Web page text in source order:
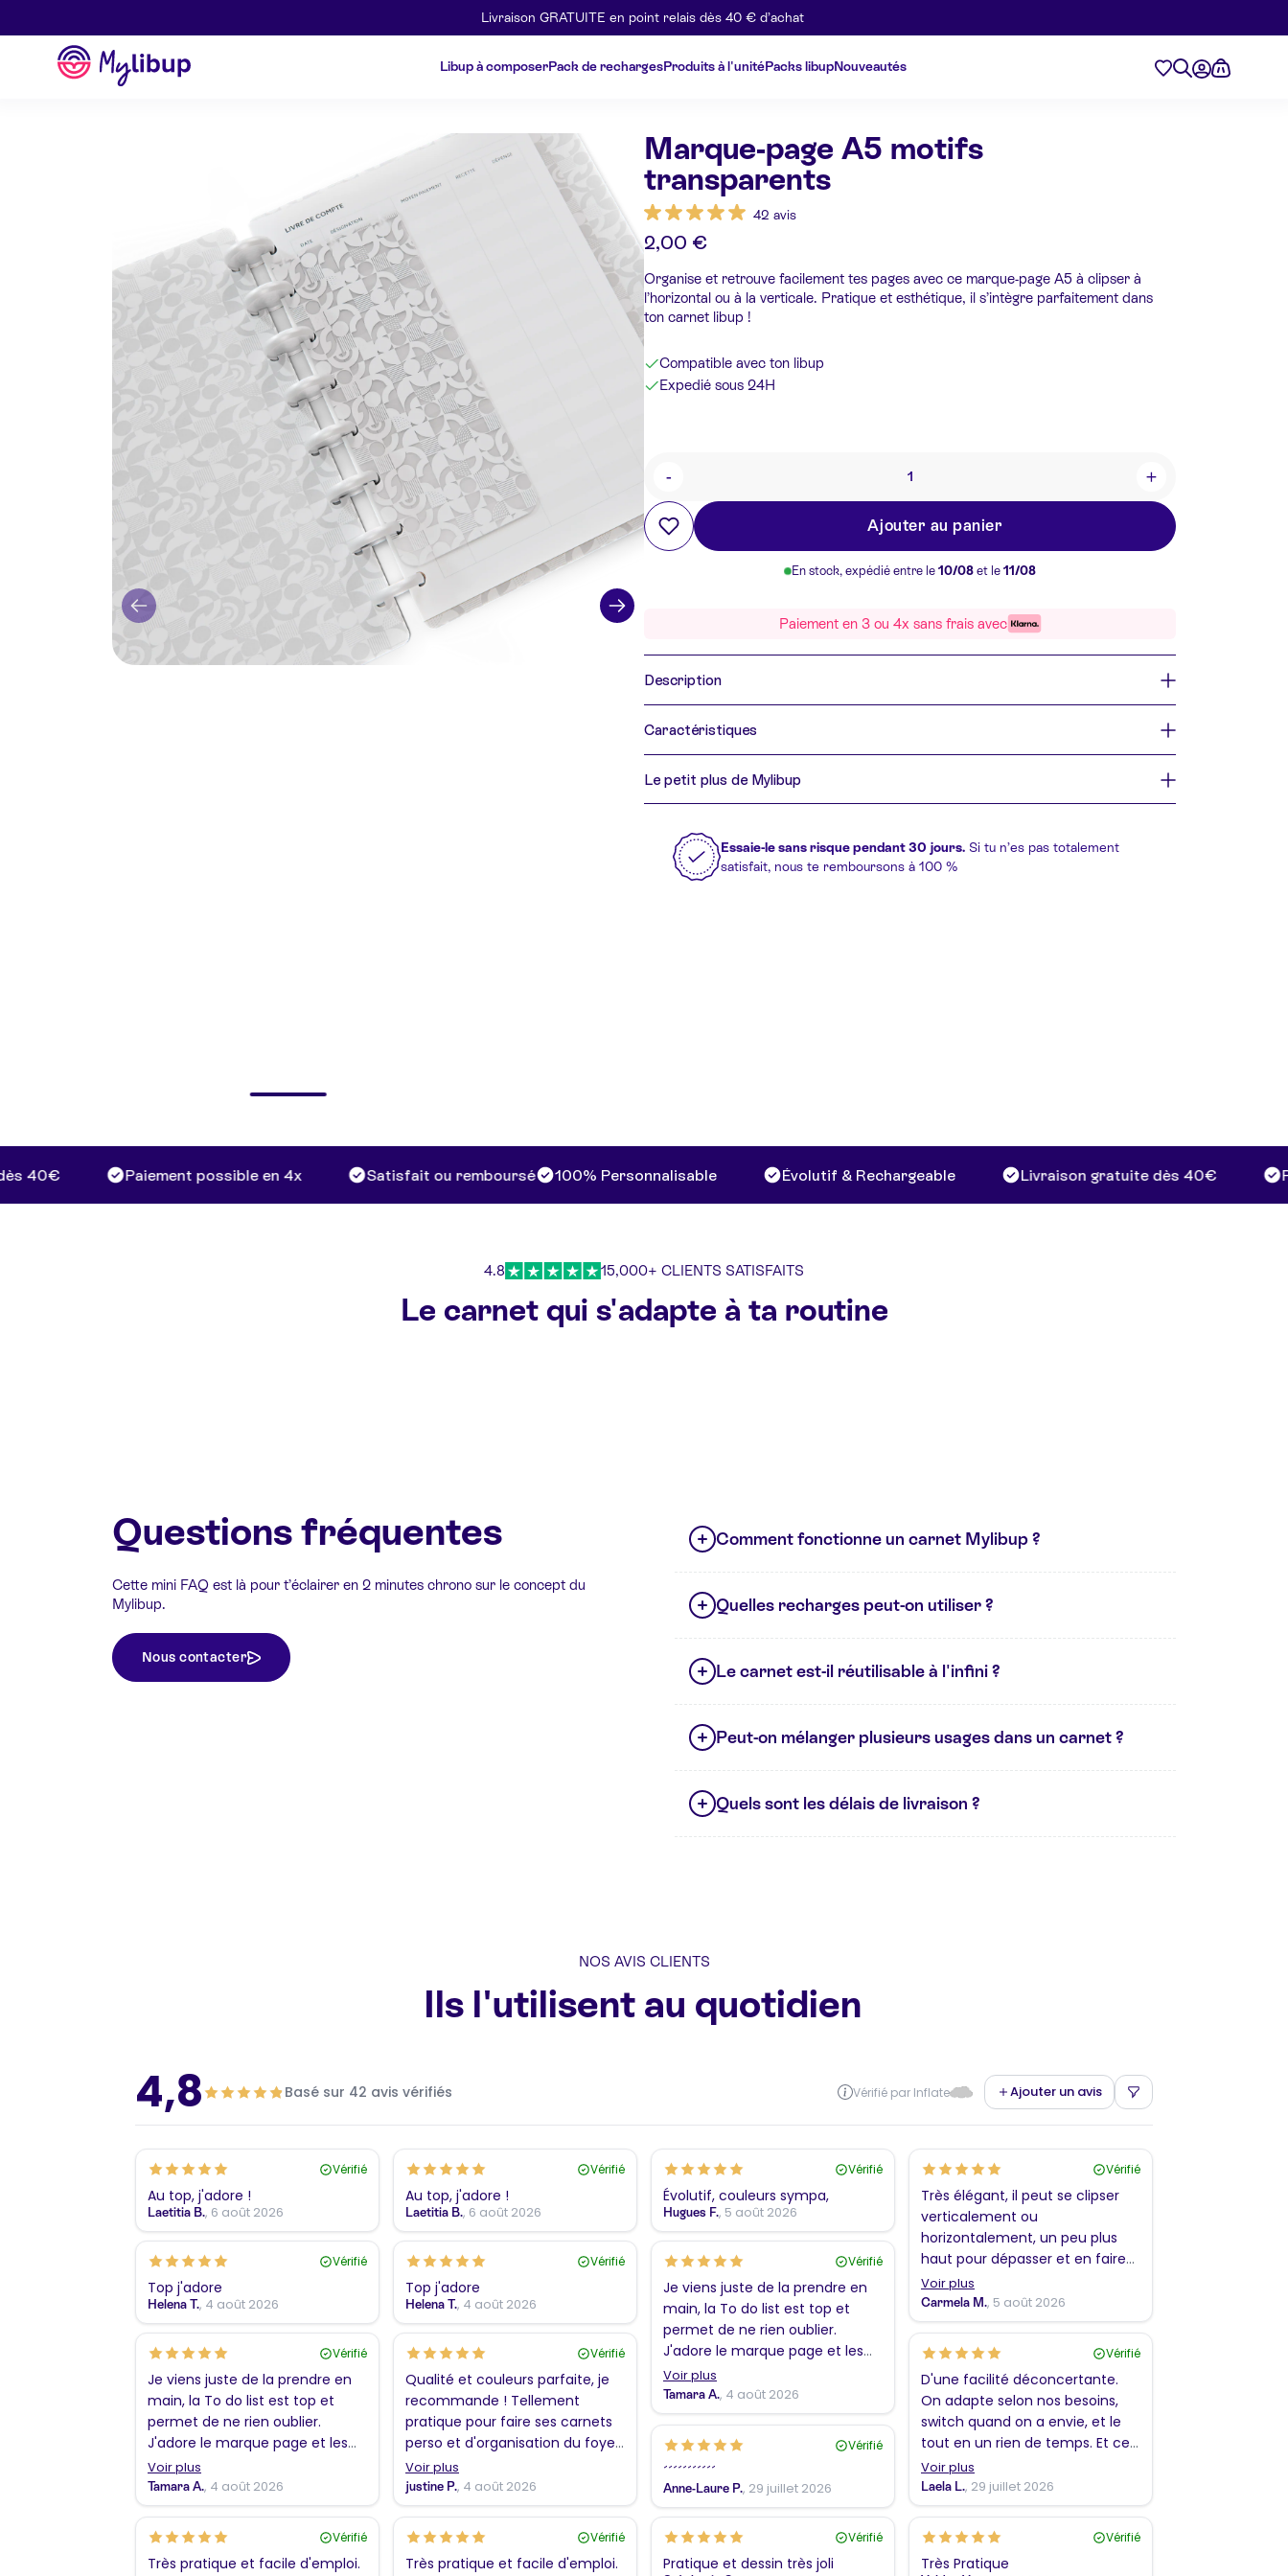
Livraison GRATUITE en point relais dès 40 € d’achat
Libup à composerPack de rechargesProduits à l'unitéPacks libupNouveautés
Mylibup
Marque-page A5 motifs
transparents
42 avis
2,00 €
Organise et retrouve facilement tes pages avec ce marque-page A5 à clipser à
l’horizontal ou à la verticale. Pratique et esthétique, il s’intègre parfaitement dans
ton carnet libup !
Compatible avec ton libup
Expedié sous 24H
- +
Ajouter au panier
En stock, expédié entre le 10/08 et le 11/08
Paiement en 3 ou 4x sans frais avec
Description
Caractéristiques
Le petit plus de Mylibup
Essaie-le sans risque pendant 30 jours. Si tu n’es pas totalement
satisfait, nous te remboursons à 100 %
Paiement possible en 4x Satisfait ou remboursé 100% Personnalisable Évolutif & Rechargeable Livraison gratuite dès 40€
4.8 15,000+ CLIENTS SATISFAITS
Le carnet qui s'adapte à ta routine
Questions fréquentes
Cette mini FAQ est là pour t’éclairer en 2 minutes chrono sur le concept du
Mylibup.
Nous contacter
Comment fonctionne un carnet Mylibup ?
Quelles recharges peut-on utiliser ?
Le carnet est-il réutilisable à l'infini ?
Peut-on mélanger plusieurs usages dans un carnet ?
Quels sont les délais de livraison ?
NOS AVIS CLIENTS
Ils l'utilisent au quotidien
4,8 Basé sur 42 avis vérifiés Vérifié par Inflate Ajouter un avis
Vérifié
Au top, j'adore !
Laetitia B., 6 août 2026
Vérifié
Au top, j'adore !
Laetitia B., 6 août 2026
Vérifié
Évolutif, couleurs sympa,
Hugues F., 5 août 2026
Vérifié
Très élégant, il peut se clipser
verticalement ou
horizontalement, un peu plus
haut pour dépasser et en faire
un vers marque page visible.
Peut être utilisé en intercalaire.
Voir plus
Carmela M., 5 août 2026
Vérifié
Top j'adore
Helena T., 4 août 2026
Vérifié
Top j'adore
Helena T., 4 août 2026
Vérifié
Je viens juste de la prendre en
main, la To do list est top et
permet de ne rien oublier.
J'adore le marque page et les
coloriages !!! En revanche, j'ai
trouvé l'envers de la couverture
plus sympathique que le simple
bleu pastel. Merci
Voir plus
Tamara A., 4 août 2026
Vérifié
Je viens juste de la prendre en
main, la To do list est top et
permet de ne rien oublier.
J'adore le marque page et les
coloriages !!! En revanche, j'ai
trouvé l'envers de la couverture
plus sympathique que le simple
bleu pastel. Merci
Voir plus
Tamara A., 4 août 2026
Vérifié
Qualité et couleurs parfaite, je
recommande ! Tellement
pratique pour faire ses carnets
perso et d'organisation du foyer
personnalisée 😊🧠
Voir plus
justine P., 4 août 2026
Vérifié
D'une facilité déconcertante.
On adapte selon nos besoins,
switch quand on a envie, et le
tout en un rien de temps. Et ces
beau et résistant. J'adore.
Voir plus
Laela L., 29 juillet 2026
Vérifié
´´´´´´´´´´´
Anne-Laure P., 29 juillet 2026
Vérifié
Très pratique et facile d'emploi.
Vérifié
Très pratique et facile d'emploi.
Vérifié
Pratique et dessin très joli
Vérifié
Très Pratique